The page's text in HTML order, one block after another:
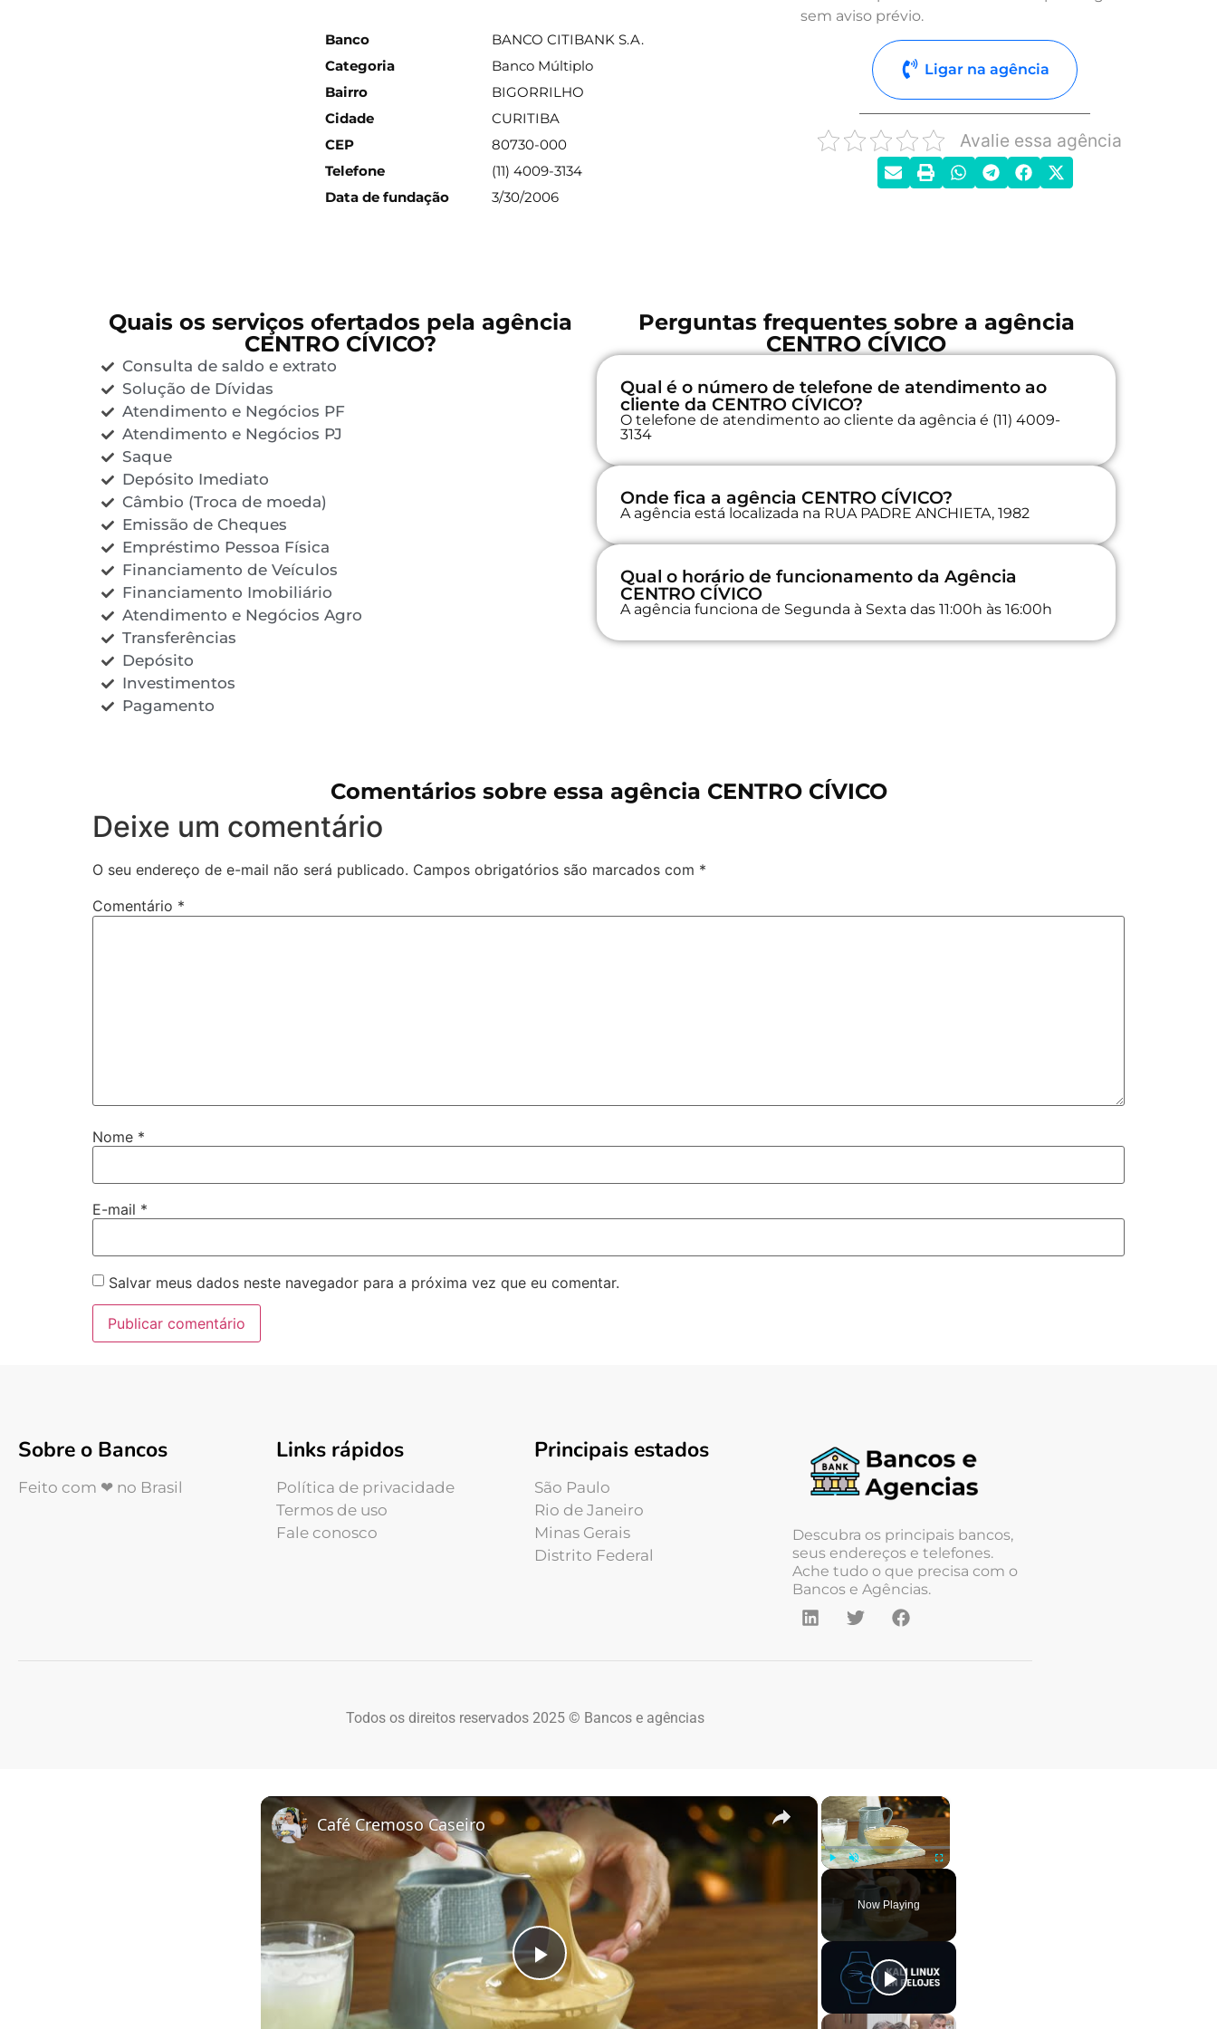
Banco
BANCO CITIBANK S.A.
Categoria
Banco Múltiplo
Bairro
BIGORRILHO
Cidade
CURITIBA
CEP
80730-000
Telefone
(11) 4009-3134
Data de fundação
3/30/2006
sem aviso prévio.
Ligar na agência
Avalie essa agência
Quais os serviços ofertados pela agência
CENTRO CÍVICO?
Consulta de saldo e extrato
Solução de Dívidas
Atendimento e Negócios PF
Atendimento e Negócios PJ
Saque
Depósito Imediato
Câmbio (Troca de moeda)
Emissão de Cheques
Empréstimo Pessoa Física
Financiamento de Veículos
Financiamento Imobiliário
Atendimento e Negócios Agro
Transferências
Depósito
Investimentos
Pagamento
Perguntas frequentes sobre a agência
CENTRO CÍVICO
Qual é o número de telefone de atendimento ao
cliente da CENTRO CÍVICO?
O telefone de atendimento ao cliente da agência é (11) 4009-
3134
Onde fica a agência CENTRO CÍVICO?
A agência está localizada na RUA PADRE ANCHIETA, 1982
Qual o horário de funcionamento da Agência
CENTRO CÍVICO
A agência funciona de Segunda à Sexta das 11:00h às 16:00h
Comentários sobre essa agência CENTRO CÍVICO
Deixe um comentário
O seu endereço de e-mail não será publicado. Campos obrigatórios são marcados com *
Comentário *
Nome *
E-mail *
Salvar meus dados neste navegador para a próxima vez que eu comentar.
Sobre o Bancos
Feito com ❤ no Brasil
Links rápidos
Política de privacidade
Termos de uso
Fale conosco
Principais estados
São Paulo
Rio de Janeiro
Minas Gerais
Distrito Federal
Descubra os principais bancos,
seus endereços e telefones.
Ache tudo o que precisa com o
Bancos e Agências.
Todos os direitos reservados 2025 © Bancos e agências
×
Unmute Fullscreen
Now Playing
×
Play Video
Café Cremoso Caseiro